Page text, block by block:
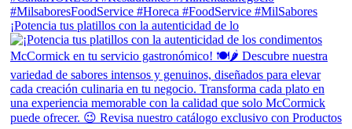
¡Potencia tus platillos con la autenticidad de lo